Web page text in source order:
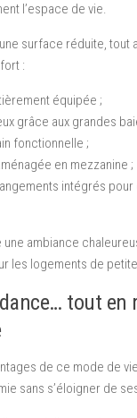
l’espace de vie.
surface réduite,
:
équipée ;
grâce aux grandes
fonctionnelle ;
en mezzanine ;
intégrés
une ambiance
les logements de
tout en
de ce mode de
sans s’éloigner de